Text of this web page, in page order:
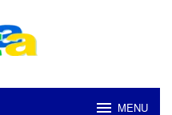
MENU